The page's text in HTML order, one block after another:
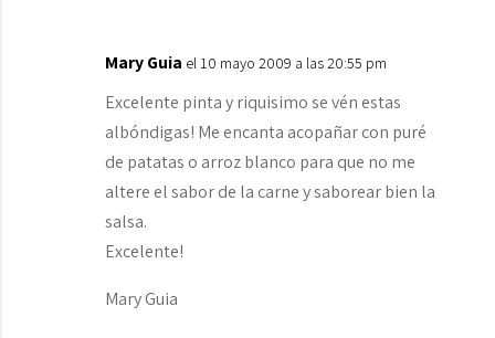
Mary Guia el 10 mayo 2009 a las 20:55 pm
Excelente pinta y riquisimo se vén estas
albóndigas! Me encanta acopañar con puré
de patatas o arroz blanco para que no me
altere el sabor de la carne y saborear bien la
salsa.
Excelente!
Mary Guia